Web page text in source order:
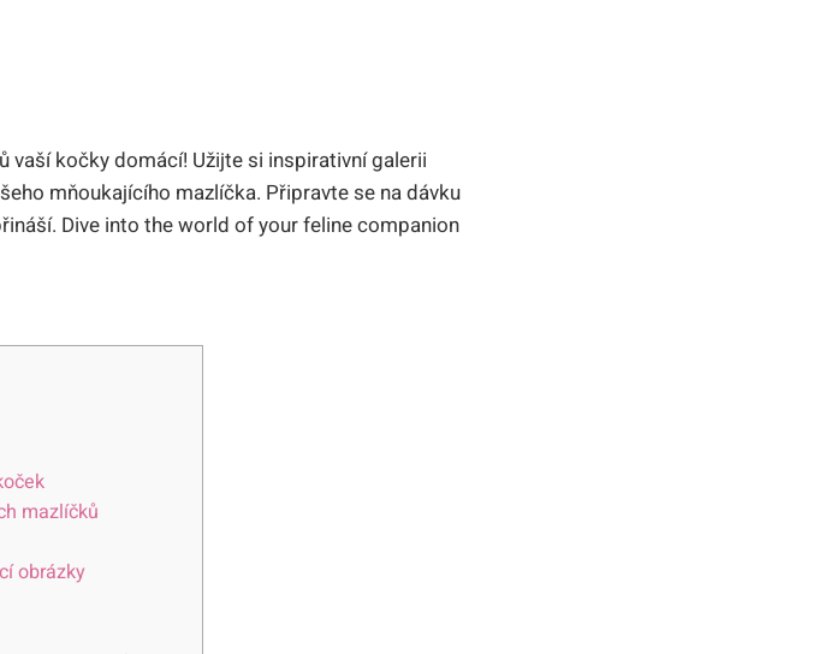
kočky domácí! Užijte si inspirativní galerii
mňoukajícího mazlíčka. Připravte se na dávku
Dive into the world of your feline companion
mazlíčků
obrázky